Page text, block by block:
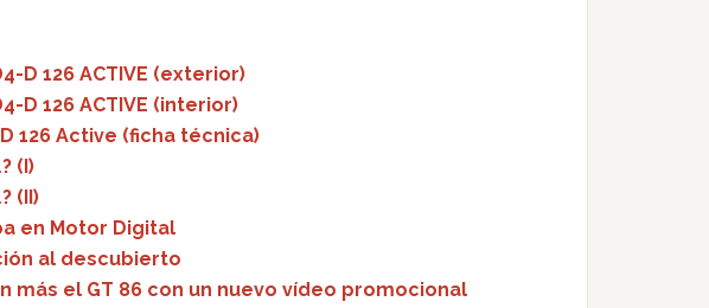
D 126 ACTIVE (exterior)
D 126 ACTIVE (interior)
126 Active (ficha técnica)
(I)
(II)
en Motor Digital
al descubierto
más el GT 86 con un nuevo vídeo promocional